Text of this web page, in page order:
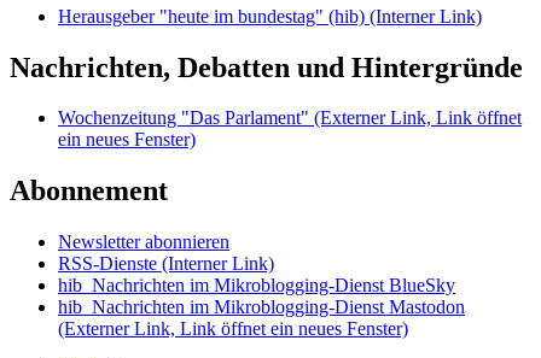
Herausgeber "heute im bundestag" (hib) (Interner Link)
Nachrichten, Debatten und Hintergründe
Wochenzeitung "Das Parlament" (Externer Link, Link öffnet
ein neues Fenster)
Abonnement
Newsletter abonnieren
RSS-Dienste (Interner Link)
hib_Nachrichten im Mikroblogging-Dienst BlueSky
hib_Nachrichten im Mikroblogging-Dienst Mastodon
(Externer Link, Link öffnet ein neues Fenster)